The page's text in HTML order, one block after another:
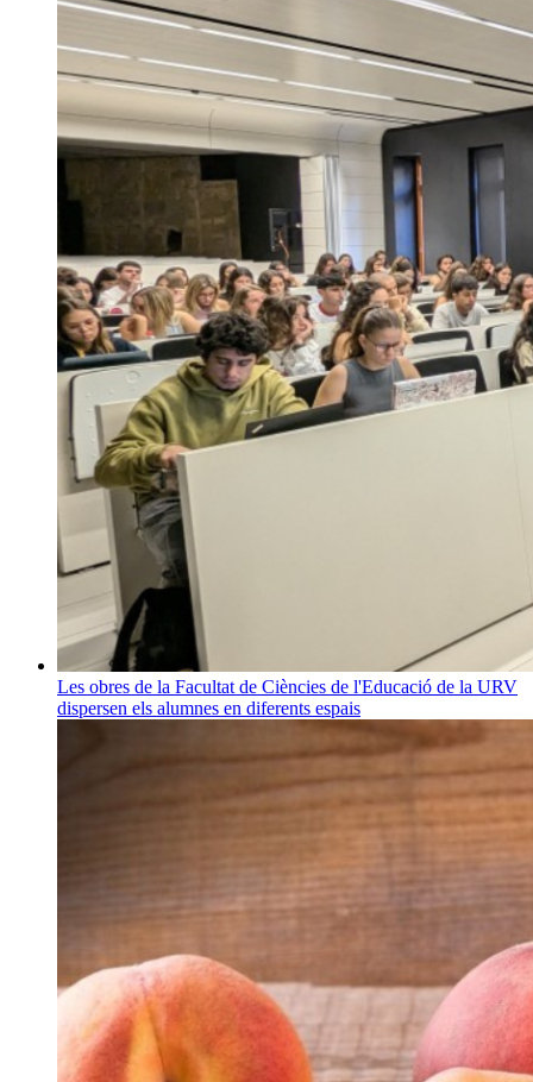
Les obres de la Facultat de Ciències de l'Educació de la URV
dispersen els alumnes en diferents espais